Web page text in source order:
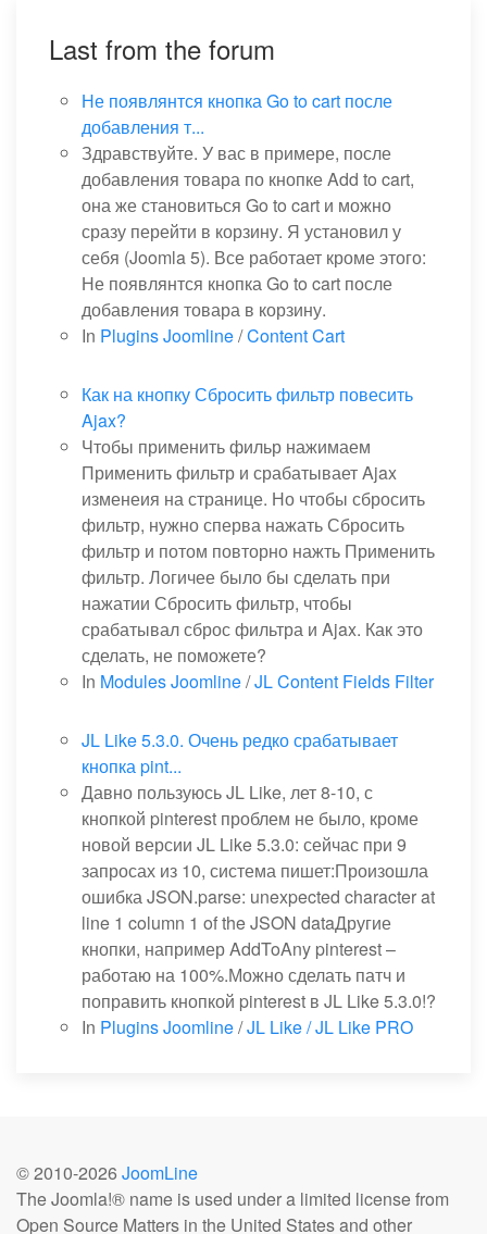
Last from the forum
Не появлянтся кнопка Go to cart после
добавления т...
Здравствуйте. У вас в примере, после
добавления товара по кнопке Add to cart,
она же становиться Go to cart и можно
сразу перейти в корзину. Я установил у
себя (Joomla 5). Все работает кроме этого:
Не появлянтся кнопка Go to cart после
добавления товара в корзину.
In Plugins Joomline/Content Cart
Как на кнопку Сбросить фильтр повесить
Ajax?
Чтобы применить фильр нажимаем
Применить фильтр и срабатывает Ajax
изменеия на странице. Но чтобы сбросить
фильтр, нужно сперва нажать Сбросить
фильтр и потом повторно нажть Применить
фильтр. Логичее было бы сделать при
нажатии Сбросить фильтр, чтобы
срабатывал сброс фильтра и Ajax. Как это
сделать, не поможете?
In Modules Joomline/JL Content Fields Filter
JL Like 5.3.0. Очень редко срабатывает
кнопка pint...
Давно пользуюсь JL Like, лет 8-10, с
кнопкой pinterest проблем не было, кроме
новой версии JL Like 5.3.0: сейчас при 9
запросах из 10, система пишет:Произошла
ошибка JSON.parse: unexpected character at
line 1 column 1 of the JSON dataДругие
кнопки, например AddToAny pinterest –
работаю на 100%.Можно сделать патч и
поправить кнопкой pinterest в JL Like 5.3.0!?
In Plugins Joomline/JL Like / JL Like PRO
© 2010-2026 JoomLine
The Joomla!® name is used under a limited license from
Open Source Matters in the United States and other